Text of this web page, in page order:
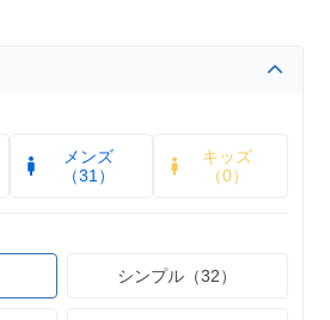
メンズ
（31）
キッズ
（0）
シンプル（32）